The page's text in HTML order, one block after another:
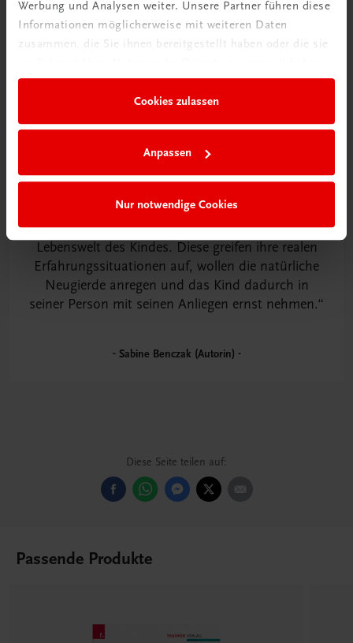
Werbung und Analysen weiter. Unsere Partner führen diese
Informationen möglicherweise mit weiteren Daten
zusammen, die Sie ihnen bereitgestellt haben oder die sie
Cookies zulassen
Anpassen
Nur notwendige Cookies
Sinnvolle Sachrechenaufgaben kommen aus der
Lebenswelt des Kindes. Diese greifen ihre realen
Erfahrungssituationen auf, wollen die natürliche
Neugierde anregen und das Kind dadurch in
seiner Person mit seinen Anliegen ernst nehmen.
Sabine Benczak (Autorin)
Diese Seite teilen auf:
Passende Produkte